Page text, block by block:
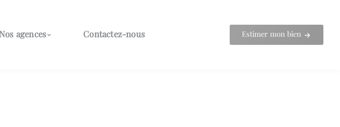
Nos agences Contactez-nous Estimer mon bien